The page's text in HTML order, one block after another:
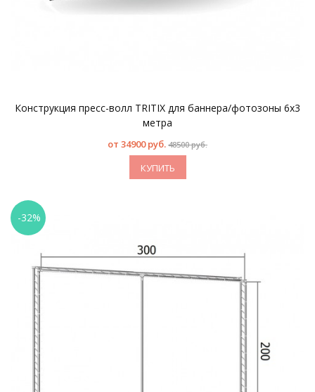
Конструкция пресс-волл TRITIX для баннера/фотозоны 6х3
метра
от 34900 руб. 48500 руб.
КУПИТЬ
-32%